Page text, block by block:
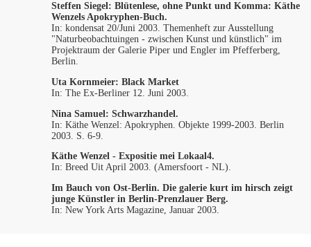
Steffen Siegel: Blütenlese, ohne Punkt und Komma: Käthe
Wenzels Apokryphen-Buch.
In: kondensat 20/Juni 2003. Themenheft zur Ausstellung
"Naturbeobachtuingen - zwischen Kunst und künstlich" im
Projektraum der Galerie Piper und Engler im Pfefferberg,
Berlin.
Uta Kornmeier: Black Market
In: The Ex-Berliner 12. Juni 2003.
Nina Samuel: Schwarzhandel.
In: Käthe Wenzel: Apokryphen. Objekte 1999-2003. Berlin
2003. S. 6-9.
Käthe Wenzel - Expositie mei Lokaal4.
In: Breed Uit April 2003. (Amersfoort - NL).
Im Bauch von Ost-Berlin. Die galerie kurt im hirsch zeigt
junge Künstler in Berlin-Prenzlauer Berg.
In: New York Arts Magazine, Januar 2003.